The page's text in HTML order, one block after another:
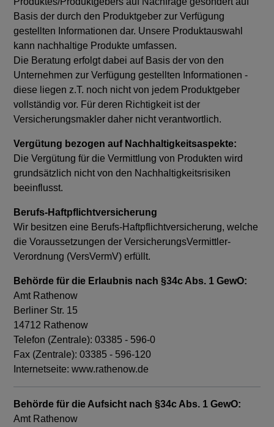
Basis der durch den Produktgeber zur Verfügung
gestellten Informationen dar. Unsere Produktauswahl
kann nachhaltige Produkte umfassen.
Die Beratung erfolgt dabei auf Basis der von den
Unternehmen zur Verfügung gestellten Informationen -
diese liegen z.T. noch nicht von jedem Produktgeber
vollständig vor. Für deren Richtigkeit ist der
Versicherungsmakler daher nicht verantwortlich.
Vergütung bezogen auf Nachhaltigkeitsaspekte:
Die Vergütung für die Vermittlung von Produkten wird
grundsätzlich nicht von den Nachhaltigkeitsrisiken
beeinflusst.
Berufs-Haftpflichtversicherung
Wir besitzen eine Berufs-Haftpflichtversicherung, welche
die Voraussetzungen der VersicherungsVermittler-
Verordnung (VersVermV) erfüllt.
Behörde für die Erlaubnis nach §34c Abs. 1 GewO:
Amt Rathenow
Berliner Str. 15
14712 Rathenow
Telefon (Zentrale): 03385 - 596-0
Fax (Zentrale): 03385 - 596-120
Internetseite: www.rathenow.de
Behörde für die Aufsicht nach §34c Abs. 1 GewO:
Amt Rathenow